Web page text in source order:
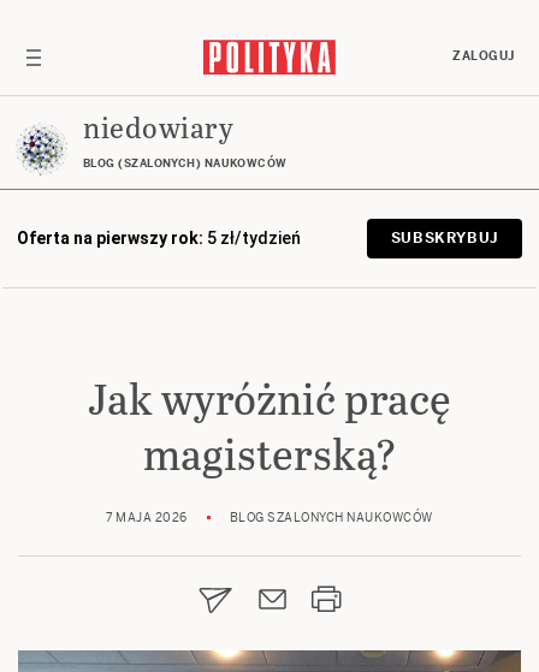
ZALOGUJ
niedowiary
BLOG (SZALONYCH) NAUKOWCÓW
Oferta na pierwszy rok: 5 zł/tydzień SUBSKRYBUJ
Jak wyróżnić pracę
magisterską?
7 MAJA 2026 BLOG SZALONYCH NAUKOWCÓW